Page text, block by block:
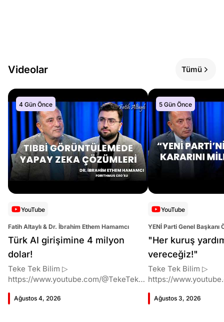
Videolar Tümü
4 Gün Önce
YouTube
Fatih Altaylı & Dr. İbrahim Ethem Hamamcı
Türk AI girişimine 4 milyon
dolar!
Teke Tek Bilim ▷
https://www.youtube.com/@TekeTekBil
Hamamcı kimdir ve akademik
Ağustos 4, 2026
5 Gün Önce
YouTube
YENİ Parti Genel Başkanı
Altaylı
"Her kuruş
vereceğiz!"
Teke Tek Bilim ▷
https://
Butlan kararı kimin
Ağustos 3, 2026